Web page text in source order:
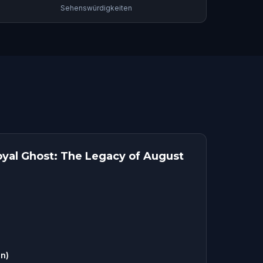
Sehenswürdigkeiten
Ghost: The Legacy of August